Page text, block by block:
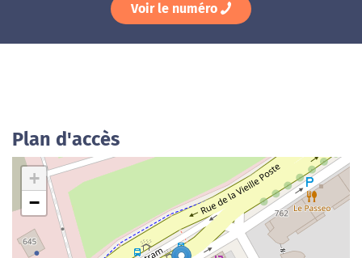
Voir le numéro
Plan d'accès
+
−